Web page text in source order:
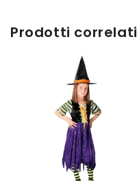
Prodotti correlati